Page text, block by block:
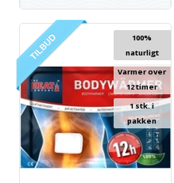
100%
naturligt
Varmer over
12 timer
1 stk. i
pakken